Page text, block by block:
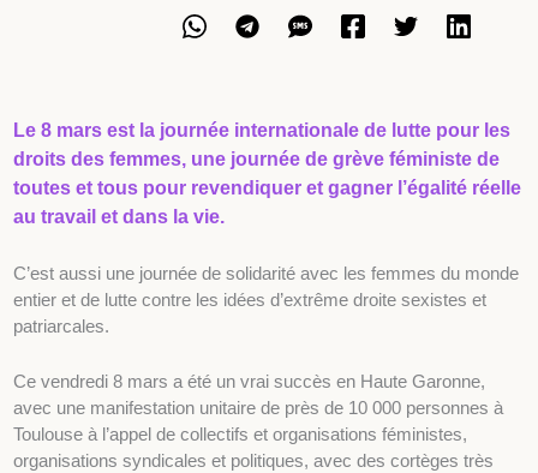
Le 8 mars est la journée internationale de lutte pour les
droits des femmes, une journée de grève féministe de
toutes et tous pour revendiquer et gagner l’égalité réelle
au travail et dans la vie.
C’est aussi une journée de solidarité avec les femmes du monde
entier et de lutte contre les idées d’extrême droite sexistes et
patriarcales.
Ce vendredi 8 mars a été un vrai succès en Haute Garonne,
avec une manifestation unitaire de près de 10 000 personnes à
Toulouse à l’appel de collectifs et organisations féministes,
organisations syndicales et politiques, avec des cortèges très